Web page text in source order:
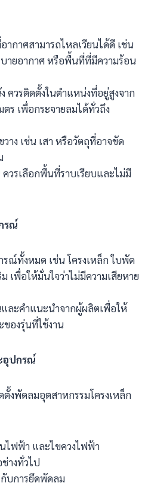
ากาศสามารถไหลเวียนได้ดี เช่น
บายอากาศ หรือพื้นที่ที่มีความร้อน
ควรติดตั้งในตำแหน่งที่อยู่สูงจาก
ร เพื่อกระจายลมได้ทั่วถึง
าง เช่น เสา หรือวัตถุที่อาจขัด
วรเลือกพื้นที่ราบเรียบและไม่มี
รณ์
ณ์ทั้งหมด เช่น โครงเหล็ก ใบพัด
เพื่อให้มั่นใจว่าไม่มีความเสียหาย
ละคำแนะนำจากผู้ผลิตเพื่อให้
องรุ่นที่ใช้งาน
อุปกรณ์
งพัดลมอุตสาหกรรมโครงเหล็ก
ไฟฟ้า และไขควงไฟฟ้า
างทั่วไป
บการยึดพัดลม